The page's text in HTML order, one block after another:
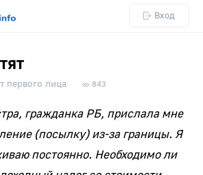
Вход
первого лица 843
гражданка РБ, прислала мне
(посылку) из-за границы. Я
постоянно. Необходимо ли